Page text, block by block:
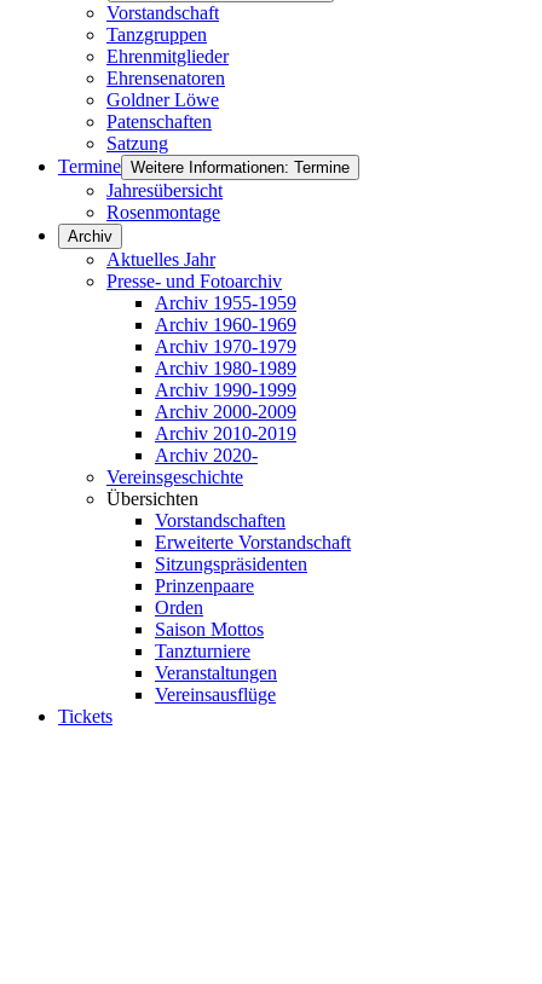
Vorstandschaft
Tanzgruppen
Ehrenmitglieder
Ehrensenatoren
Goldner Löwe
Patenschaften
Satzung
Termine Weitere Informationen: Termine
Jahresübersicht
Rosenmontage
Archiv
Aktuelles Jahr
Presse- und Fotoarchiv
Archiv 1955-1959
Archiv 1960-1969
Archiv 1970-1979
Archiv 1980-1989
Archiv 1990-1999
Archiv 2000-2009
Archiv 2010-2019
Archiv 2020-
Vereinsgeschichte
Übersichten
Vorstandschaften
Erweiterte Vorstandschaft
Sitzungspräsidenten
Prinzenpaare
Orden
Saison Mottos
Tanzturniere
Veranstaltungen
Vereinsausflüge
Tickets